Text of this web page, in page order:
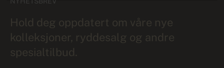
Hold deg oppdatert om våre nye
kolleksjoner, ryddesalg og andre
spesialtilbud.